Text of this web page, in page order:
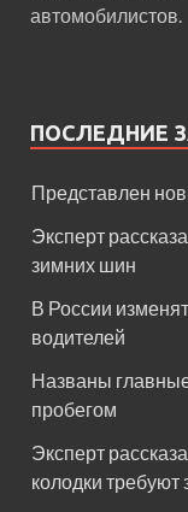
автомобилистов.
ПОСЛЕДНИЕ
Представлен
Эксперт
зимних шин
В России
водителей
Названы
пробегом
Эксперт
колодки